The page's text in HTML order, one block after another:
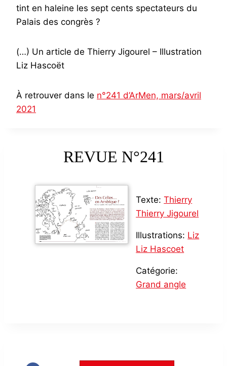
tint en haleine les sept cents spectateurs du
Palais des congrès ?
(…) Un article de Thierry Jigourel – Illustration
Liz Hascoët
À retrouver dans le n°241 d’ArMen, mars/avril
2021
REVUE N°241
Texte: Thierry
Thierry Jigourel
Illustrations: Liz
Liz Hascoet
Catégorie:
Grand angle